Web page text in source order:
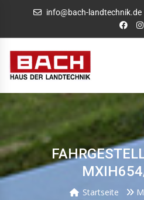
info@bach-landtechnik.de
Startseite